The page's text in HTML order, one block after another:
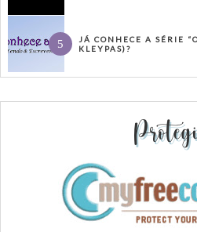
JÁ CONHECE A SÉRIE
KLEYPAS)?